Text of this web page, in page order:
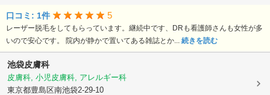
口コミ: 1件 5
レーザー脱毛をしてもらっています。継続中です、DRも看護師さんも女性が多
いので安心です。 院内が静かで置いてある雑誌とか... 続きを読む
池袋皮膚科
皮膚科, 小児皮膚科, アレルギー科
東京都豊島区南池袋2-29-10